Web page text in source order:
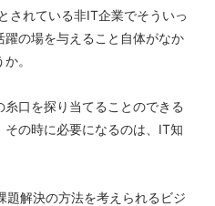
されている非IT企業でそういっ
の場を与えること自体がなか
。
口を探り当てることのできる
その時に必要になるのは、IT知
題解決の方法を考えられるビジ